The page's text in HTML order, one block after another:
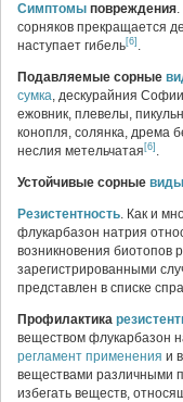
Симптомы повреждения
сорняков прекращается
наступает гибель[6] .
Подавляемые сорные
сумка, дескурайния
ежовник, плевелы,
конопля, солянка, дрема
неслия метельчатая [6] .
Устойчивые сорные виды
Резистентность. Как и
флукарбазон натрия
возникновения биотопов
зарегистрированными
представлен в списке
Профилактика
веществом флукарбазон
регламент применения и
веществами различными
избегать веществ,